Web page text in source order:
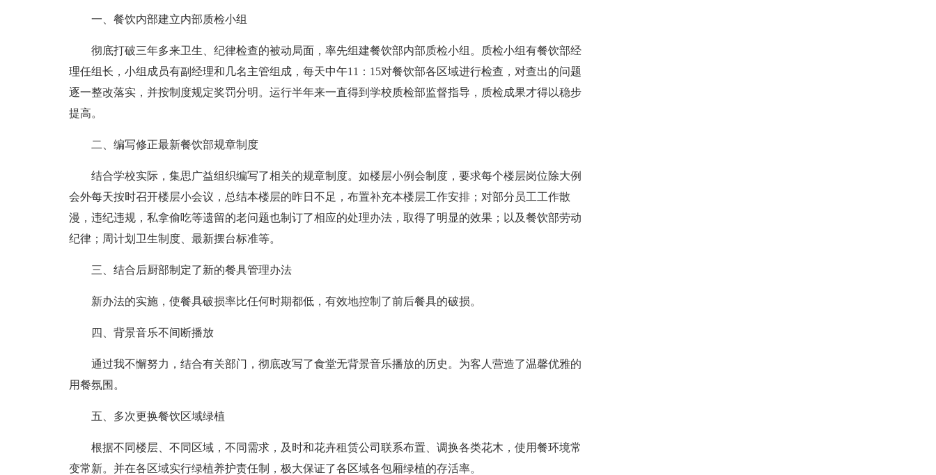
一、餐饮内部建立内部质检小组
彻底打破三年多来卫生、纪律检查的被动局面，率先组建餐饮部内部质检小组。质检小组有餐饮部经
理任组长，小组成员有副经理和几名主管组成，每天中午11：15对餐饮部各区域进行检查，对查出的问题
逐一整改落实，并按制度规定奖罚分明。运行半年来一直得到学校质检部监督指导，质检成果才得以稳步
提高。
二、编写修正最新餐饮部规章制度
结合学校实际，集思广益组织编写了相关的规章制度。如楼层小例会制度，要求每个楼层岗位除大例
会外每天按时召开楼层小会议，总结本楼层的昨日不足，布置补充本楼层工作安排；对部分员工工作散
漫，违纪违规，私拿偷吃等遗留的老问题也制订了相应的处理办法，取得了明显的效果；以及餐饮部劳动
纪律；周计划卫生制度、最新摆台标准等。
三、结合后厨部制定了新的餐具管理办法
新办法的实施，使餐具破损率比任何时期都低，有效地控制了前后餐具的破损。
四、背景音乐不间断播放
通过我不懈努力，结合有关部门，彻底改写了食堂无背景音乐播放的历史。为客人营造了温馨优雅的
用餐氛围。
五、多次更换餐饮区域绿植
根据不同楼层、不同区域，不同需求，及时和花卉租赁公司联系布置、调换各类花木，使用餐环境常
变常新。并在各区域实行绿植养护责任制，极大保证了各区域各包厢绿植的存活率。